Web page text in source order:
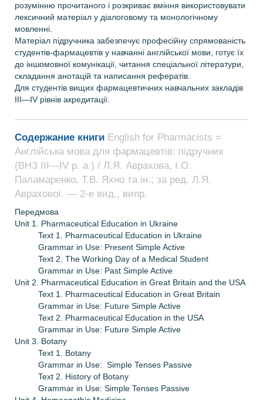
розумінню прочитаного і розкриває вміння використовувати
лексичний матеріал у діалоговому та монологічному
мовленні.
Матеріал підручника забезпечує професійну спрямованість
студентів-фармацевтів у навчанні англійської мови, готує їх
до іншомовної комунікації, читання спеціальної літератури,
складання анотацій та написання рефератів.
Для студентів вищих фармацевтичних навчальних закладів
III—IV рівнів акредитації.
Содержание книги English for Pharmacists =
Англійська мова для фармацевтів: підручник
(ВНЗ ІІІ—ІV р. а.) / Л.Я. Аврахова, І.О.
Паламаренко, Т.В. Яхно та ін.; за ред. Л.Я.
Аврахової. — 2-е вид., випр.
Передмова
Unit 1. Pharmaceutical Education in Ukraine
Text 1. Pharmaceutical Education in Ukraine
Grammar in Use: Present Simple Active
Text 2. The Working Day of a Medical Student
Grammar in Use: Past Simple Active
Unit 2. Pharmaceutical Education in Great Britain and the USA
Text 1. Pharmaceutical Education in Great Britain
Grammar in Use: Future Simple Active
Text 2. Pharmaceutical Education in the USA
Grammar in Use: Future Simple Active
Unit 3. Botany
Text 1. Botany
Grammar in Use: Simple Tenses Passive
Text 2. History of Botany
Grammar in Use: Simple Tenses Passive